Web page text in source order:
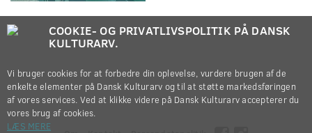
COOKIE- OG PRIVATLIVSPOLITIK PÅ DANSK
KULTURARV.
Vi bruger cookies for at forbedre din oplevelse, vurdere brugen af de
enkelte elementer på Dansk Kulturarv og til at støtte markedsføringen
af vores services. Ved at klikke videre på Dansk Kulturarv accepterer du
vores brug af cookies.
LÆS MERE